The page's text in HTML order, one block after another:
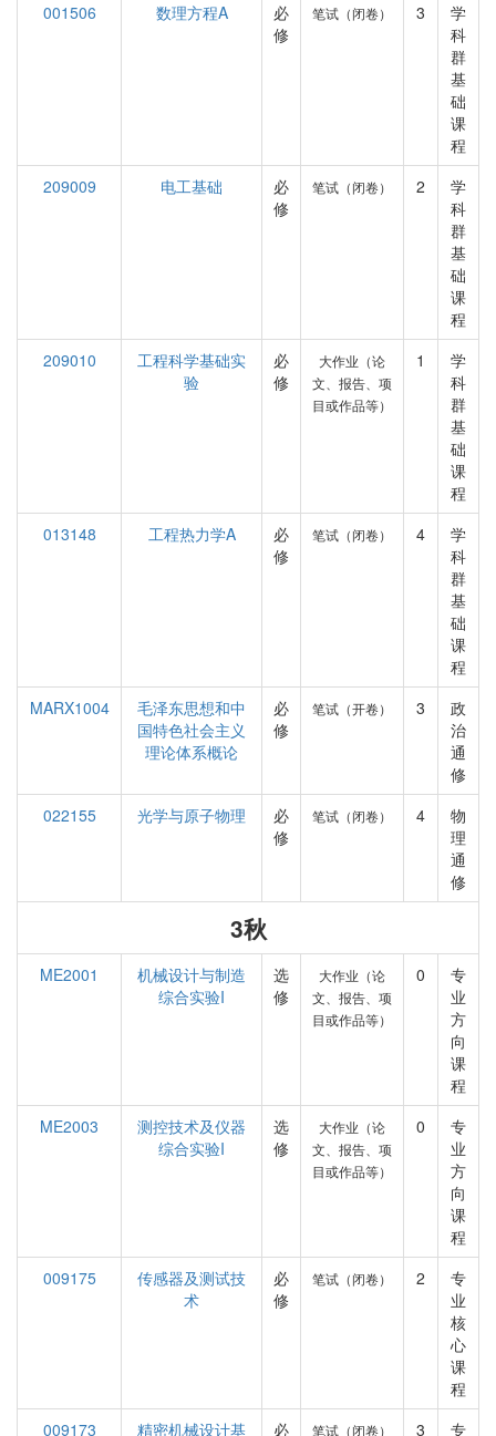
001506
数理方程A
必
修
笔试（闭卷） 3
学
科
群
基
础
课
程
209009
电工基础
必
修
笔试（闭卷） 2
学
科
群
基
础
课
程
209010
工程科学基础实
验
必
修
大作业（论
文、报告、项
目或作品等）
1
学
科
群
基
础
课
程
013148
工程热力学A
必
修
笔试（闭卷） 4
学
科
群
基
础
课
程
MARX1004
毛泽东思想和中
国特色社会主义
理论体系概论
必
修
笔试（开卷） 3
政
治
通
修
022155
光学与原子物理
必
修
笔试（闭卷） 4
物
理
通
修
3秋
ME2001
机械设计与制造
综合实验I
选
修
大作业（论
文、报告、项
目或作品等）
0
专
业
方
向
课
程
ME2003
测控技术及仪器
综合实验I
选
修
大作业（论
文、报告、项
目或作品等）
0
专
业
方
向
课
程
009175
传感器及测试技
术
必
修
笔试（闭卷） 2
专
业
核
心
课
程
009173
精密机械设计基 必 笔试（闭卷） 3 专